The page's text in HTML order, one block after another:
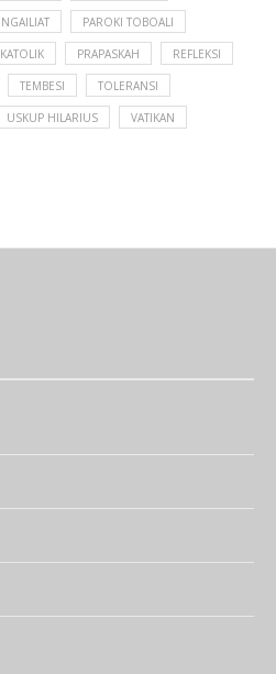
PAROKI TOBOALI
PRAPASKAH REFLEKSI
TEMBESI TOLERANSI
USKUP HILARIUS VATIKAN